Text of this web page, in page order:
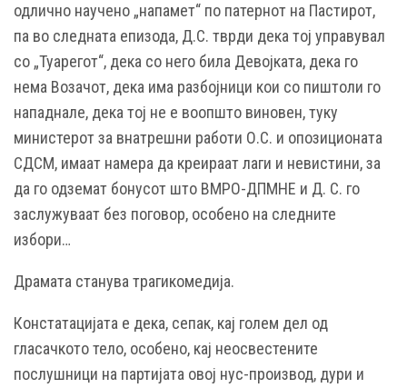
одлично научено „напамет“ по патернот на Пастирот,
па во следната епизода, Д.С. тврди дека тој управувал
со „Туарегот“, дека со него била Девојката, дека го
нема Возачот, дека има разбојници кои со пиштоли го
нападнале, дека тој не е воопшто виновен, туку
министерот за внатрешни работи О.С. и опозиционата
СДСМ, имаат намера да креираат лаги и невистини, за
да го одземат бонусот што ВМРО-ДПМНЕ и Д. С. го
заслужуваат без поговор, особено на следните
избори…
Драмата станува трагикомедија.
Констатацијата е дека, сепак, кај голем дел од
гласачкото тело, особено, кај неосвестените
послушници на партијата овој нус-производ, дури и